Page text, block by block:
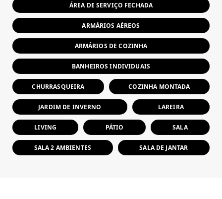
ÁREA DE SERVIÇO FECHADA
ARMÁRIOS AÉREOS
ARMÁRIOS DE COZINHA
BANHEIROS INDIVIDUAIS
CHURRASQUEIRA COZINHA MONTADA
JARDIM DE INVERNO LAREIRA
LIVING PÁTIO SALA
SALA 2 AMBIENTES SALA DE JANTAR